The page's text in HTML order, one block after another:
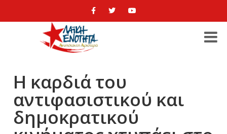
Η καρδιά του
αντιφασιστικού και
δημοκρατικού